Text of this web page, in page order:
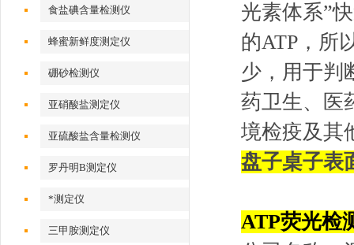
食盐碘含量检测仪
蜂蜜新鲜度测定仪
硼砂检测仪
亚硝酸盐测定仪
亚硫酸盐含量检测仪
罗丹明B测定仪
*测定仪
三甲胺测定仪
光素体系”
的ATP，所
少，用于判
药卫生、医
境检疫及其
盘子桌子表
ATP荧光检